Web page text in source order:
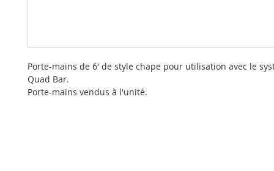
Porte-mains de 6' de style chape pour utilisation avec le
Quad Bar.
Porte-mains vendus à l'unité.